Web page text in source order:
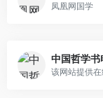
凤凰网国学